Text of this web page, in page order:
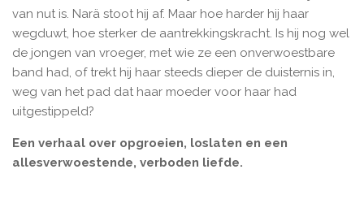
van nut is. Narä stoot hij af. Maar hoe harder hij haar
wegduwt, hoe sterker de aantrekkingskracht. Is hij nog wel
de jongen van vroeger, met wie ze een onverwoestbare
band had, of trekt hij haar steeds dieper de duisternis in,
weg van het pad dat haar moeder voor haar had
uitgestippeld?
Een verhaal over opgroeien, loslaten en een
allesverwoestende, verboden liefde.